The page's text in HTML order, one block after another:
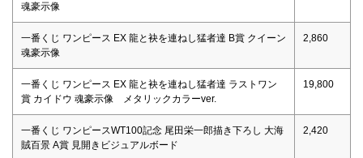
魂豪示像
一番くじ ワンピース EX 龍と袂を連ねし猛者達 B賞 クイーン
魂豪示像
2,860
一番くじ ワンピース EX 龍と袂を連ねし猛者達 ラストワン
賞 カイドウ 魂豪示像 メタリックカラーver.
19,800
一番くじ ワンピースWT100記念 尾田栄一郎描き下ろし 大海
賊百景 A賞 見開きビジュアルボード
2,420